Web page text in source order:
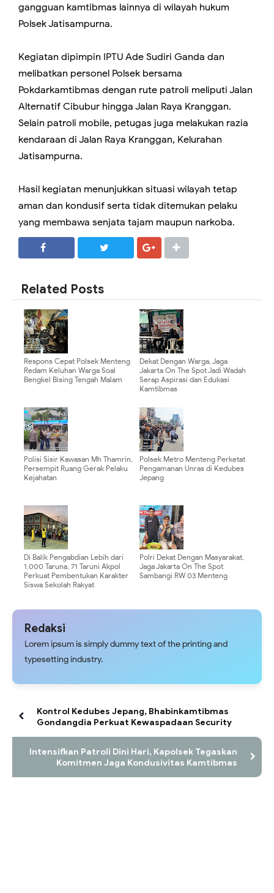
gangguan kamtibmas lainnya di wilayah hukum
Polsek Jatisampurna.
Kegiatan dipimpin IPTU Ade Sudiri Ganda dan
melibatkan personel Polsek bersama
Pokdarkamtibmas dengan rute patroli meliputi Jalan
Alternatif Cibubur hingga Jalan Raya Kranggan.
Selain patroli mobile, petugas juga melakukan razia
kendaraan di Jalan Raya Kranggan, Kelurahan
Jatisampurna.
Hasil kegiatan menunjukkan situasi wilayah tetap
aman dan kondusif serta tidak ditemukan pelaku
yang membawa senjata tajam maupun narkoba.
Related Posts
Respons Cepat Polsek Menteng
Redam Keluhan Warga Soal
Bengkel Bising Tengah Malam
Dekat Dengan Warga, Jaga
Jakarta On The Spot Jadi Wadah
Serap Aspirasi dan Edukasi
Kamtibmas
Polisi Sisir Kawasan Mh Thamrin,
Persempit Ruang Gerak Pelaku
Kejahatan
Polsek Metro Menteng Perketat
Pengamanan Unras di Kedubes
Jepang
Di Balik Pengabdian Lebih dari
1.000 Taruna, 71 Taruni Akpol
Perkuat Pembentukan Karakter
Siswa Sekolah Rakyat
Polri Dekat Dengan Masyarakat,
Jaga Jakarta On The Spot
Sambangi RW 03 Menteng
Redaksi
Lorem ipsum is simply dummy text of the printing and
typesetting industry.
Kontrol Kedubes Jepang, Bhabinkamtibmas
Gondangdia Perkuat Kewaspadaan Security
Intensifkan Patroli Dini Hari, Kapolsek Tegaskan
Komitmen Jaga Kondusivitas Kamtibmas